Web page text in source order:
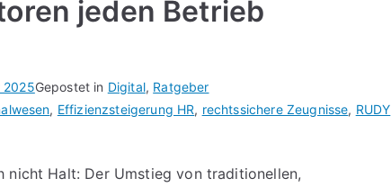
jeden Betrieb
2025Gepostet in Digital, Ratgeber
, Effizienzsteigerung HR, rechtssichere Zeugnisse, RUDY
nicht Halt: Der Umstieg von traditionellen,